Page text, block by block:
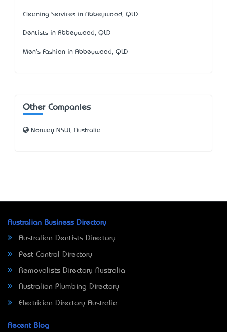
Cleaning Services in Abbeywood, QLD
Dentists in Abbeywood, QLD
Men's Fashion in Abbeywood, QLD
Other Companies
Norway NSW, Australia
Australian Business Directory
Australian Dentists Directory
Pest Control Directory
Removalists Directory Australia
Australian Plumbing Directory
Electrician Directory Australia
Recent Blog